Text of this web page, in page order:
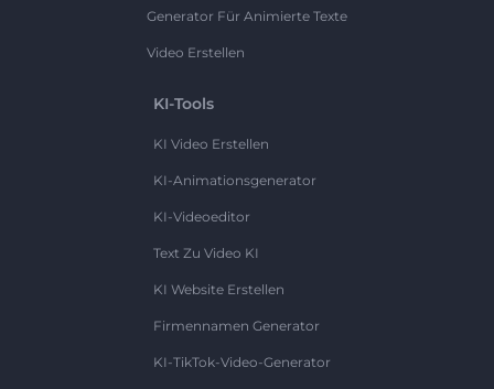
Generator Für Animierte Texte
Video Erstellen
KI-Tools
KI Video Erstellen
KI-Animationsgenerator
KI-Videoeditor
Text Zu Video KI
KI Website Erstellen
Firmennamen Generator
KI-TikTok-Video-Generator